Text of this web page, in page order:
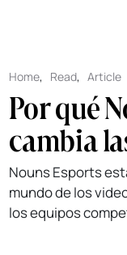
Home, Read,Article
Por qué
cambia
Nouns Esports
mundo de los
los equipos